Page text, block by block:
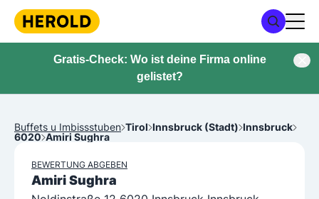
Gratis-Check: Wo ist deine Firma online
gelistet?
Buffets u Imbissstuben Tirol Innsbruck (Stadt) Innsbruck
6020 Amiri Sughra
BEWERTUNG ABGEBEN
Amiri Sughra